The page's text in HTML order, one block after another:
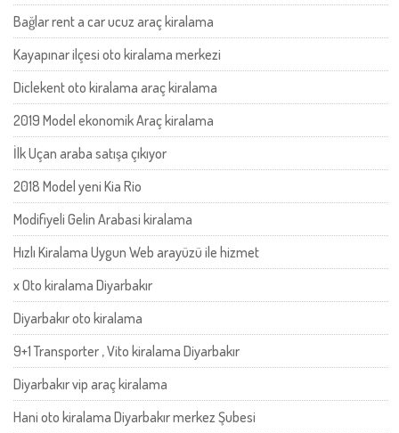
Bağlar rent a car ucuz araç kiralama
Kayapınar ilçesi oto kiralama merkezi
Diclekent oto kiralama araç kiralama
2019 Model ekonomik Araç kiralama
İlk Uçan araba satışa çıkıyor
2018 Model yeni Kia Rio
Modifiyeli Gelin Arabasi kiralama
Hızlı Kiralama Uygun Web arayüzü ile hizmet
x Oto kiralama Diyarbakır
Diyarbakır oto kiralama
9+1 Transporter , Vito kiralama Diyarbakır
Diyarbakır vip araç kiralama
Hani oto kiralama Diyarbakır merkez Şubesi